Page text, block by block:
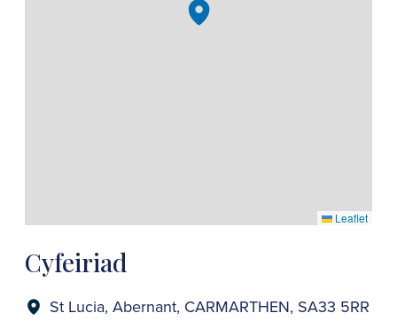
Cyfeiriad
St Lucia, Abernant, CARMARTHEN, SA33 5RR
Leaflet